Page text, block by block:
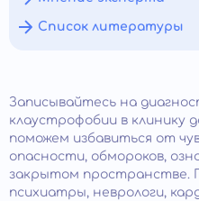
Список литературы
Записывайтесь на
клаустрофобии в клинику
поможем избавиться от
опасности, обмороков,
закрытом пространстве.
психиатры, неврологи,